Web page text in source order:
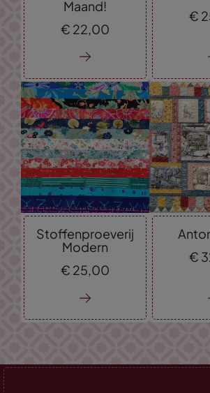
Maand!
€ 22,00
€
Stoffenproeverij
Modern
€ 25,00
€